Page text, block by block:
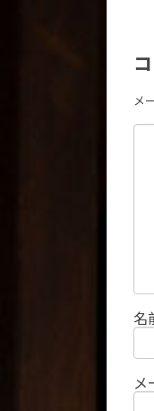
メ
名
メ